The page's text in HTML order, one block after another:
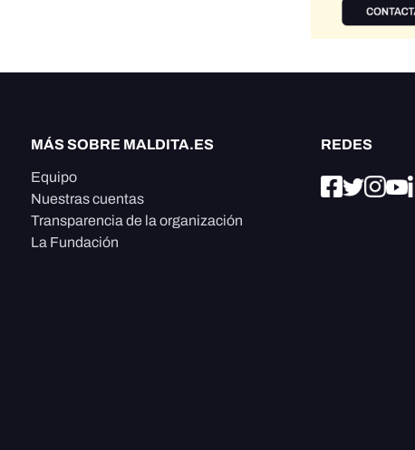
MÁS SOBRE MALDITA.ES
Equipo
Nuestras cuentas
Transparencia de la organización
La Fundación
REDES